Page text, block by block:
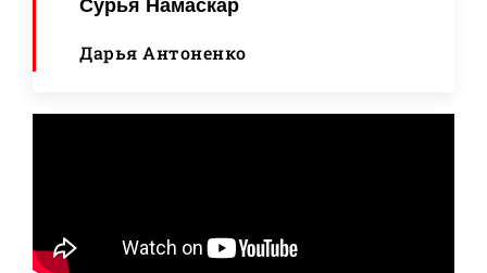
Сурья Намаскар
Дарья Антоненко